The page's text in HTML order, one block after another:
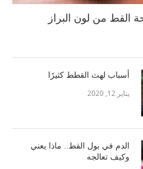
القط من لون البراز
أسباب لهث القطط كثيرًا
يناير 12, 2020
الدم في بول القط.. ماذا يعني
وكيف تعالجه